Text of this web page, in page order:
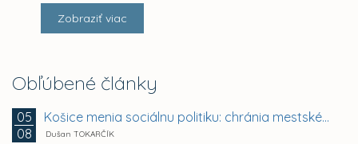
Zobraziť viac
Obľúbené články
05
08
Košice menia sociálnu politiku: chránia mestské byty...
Dušan TOKARČÍK